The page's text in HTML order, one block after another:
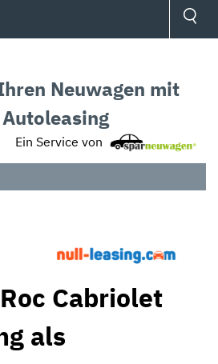
Neuwagen mit
Ein Service von
Cabriolet
als